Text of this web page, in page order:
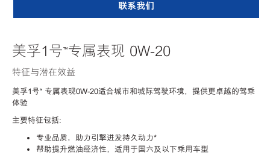
联系我们
美孚1号™专属表现 0W-20
特征与潜在效益
美孚1号™ 专属表现0W-20适合城市和城际驾驶环境，提供更卓越的驾乘
体验
主要特征包括:
专业品质，助力引擎迸发持久动力*
帮助提升燃油经济性，适用于国六及以下乘用车型